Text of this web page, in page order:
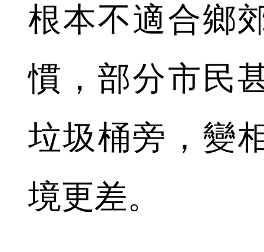
根本不適合鄉
慣，部分市民
垃圾桶旁，變
境更差。